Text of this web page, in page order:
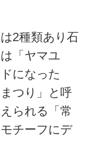
2種類あり石
「ヤマユ
になった
つり」と呼
られる「常
チーフにデ